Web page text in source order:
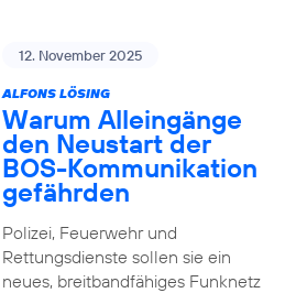
12. November 2025
ALFONS LÖSING
Warum Alleingänge
den Neustart der
BOS-Kommunikation
gefährden
Polizei, Feuerwehr und
Rettungsdienste sollen sie ein
neues, breitbandfähiges Funknetz